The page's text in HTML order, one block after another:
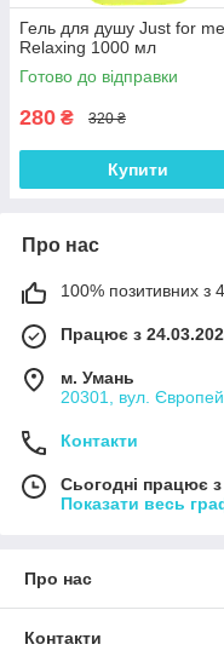
Гель для душу Just for
Relaxing 1000 мл
Готово до відправки
280 ₴ 320 ₴
Купити
Про нас
100% позитивних з
Працює з
м. Умань
20301, вул.
Контакти
Сьогодні працює
Показати весь
Про нас
Контакти